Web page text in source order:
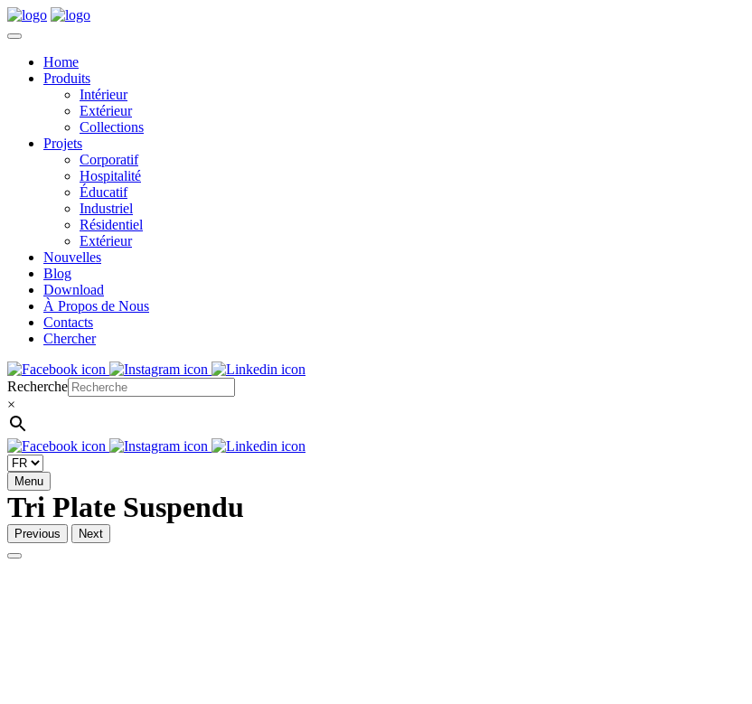
Home
Produits
Intérieur
Extérieur
Collections
Projets
Corporatif
Hospitalité
Éducatif
Industriel
Résidentiel
Extérieur
Nouvelles
Blog
Download
À Propos de Nous
Contacts
Chercher
Recherche
×
Menu
Tri Plate Suspendu
Previous Next